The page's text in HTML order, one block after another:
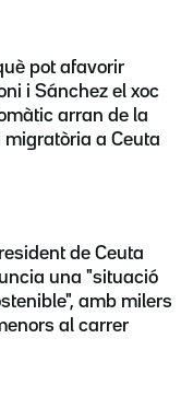
pot afavorir
i Sánchez el xoc
arran de la
migratòria a Ceuta
de Ceuta
una "situació
amb milers
al carrer